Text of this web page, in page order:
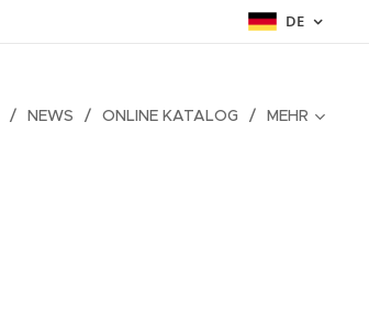
DE
NEWS ONLINE KATALOG MEHR